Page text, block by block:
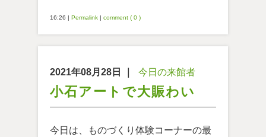
16:26 | Permalink | comment ( 0 )
2021年08月28日 今日の来館者
小石アートで大賑わい
今日は、ものづくり体験コーナーの最